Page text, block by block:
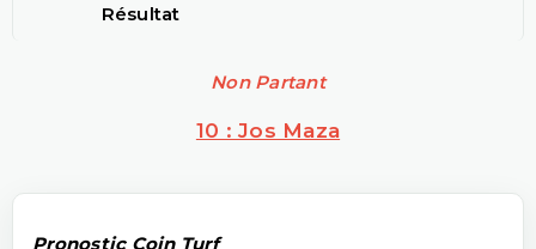
Résultat
Non Partant
10 : Jos Maza
Pronostic Coin Turf